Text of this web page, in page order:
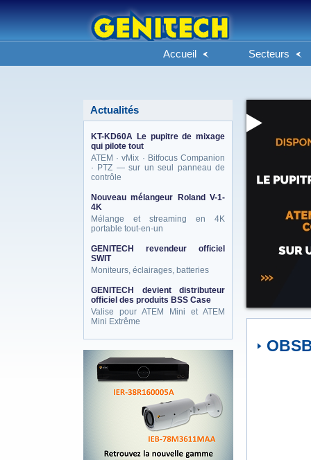
Accueil Secteurs
Actualités
KT-KD60A Le pupitre de mixage
qui pilote tout
ATEM · vMix · Bitfocus Companion
· PTZ — sur un seul panneau de
contrôle
Nouveau mélangeur Roland V-1-
4K
Mélange et streaming en 4K
portable tout-en-un
GENITECH revendeur officiel
SWIT
Moniteurs, éclairages, batteries
GENITECH devient distributeur
officiel des produits BSS Case
Valise pour ATEM Mini et ATEM
Mini Extrême